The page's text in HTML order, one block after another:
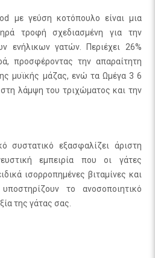
με γεύση κοτόπουλο είναι μια
τροφή σχεδιασμένη για την
ενήλικων γατών. Περιέχει 26%
προσφέροντας την απαραίτητη
μυϊκής μάζας, ενώ τα Ωμέγα 3 6
λάμψη του τριχώματος και την
συστατικό εξασφαλίζει άριστη
εμπειρία που οι γάτες
ισορροπημένες βιταμίνες και
το ανοσοποιητικό
της γάτας σας.